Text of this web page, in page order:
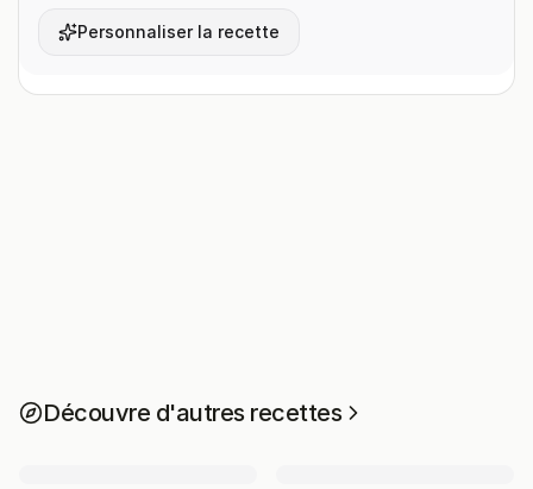
Personnaliser la recette
Découvre d'autres recettes